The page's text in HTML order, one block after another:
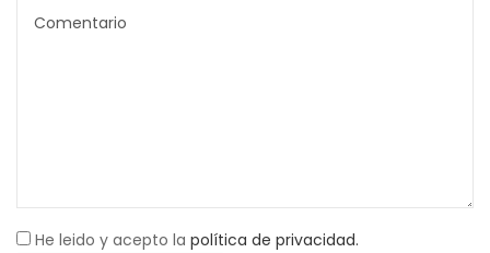
He leido y acepto la política de privacidad.